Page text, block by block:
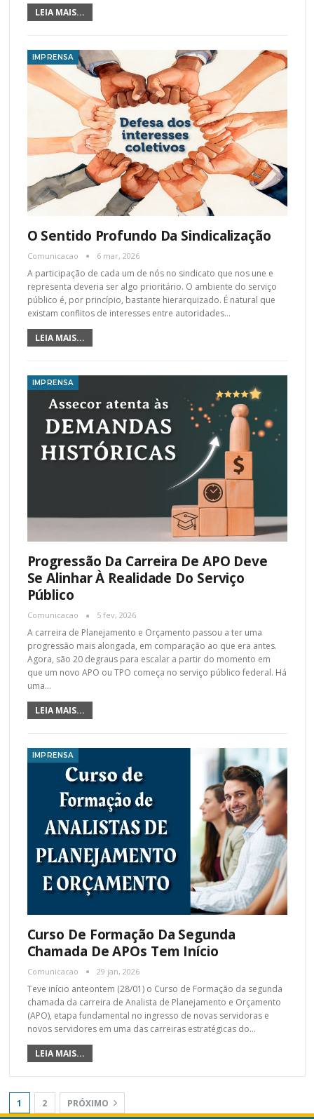
LEIA MAIS...
IMPRENSA
O Sentido Profundo Da Sindicalização
Comunicacao 6 mar, 2026
A participação de cada um de nós no sindicato que nos une e
representa deveria ser algo prioritário. O ambiente do serviço
público é, por princípio, bastante hierarquizado. É natural que
existam conflitos de interesses entre autoridades…
LEIA MAIS...
IMPRENSA
Progressão Da Carreira De APO Deve
Se Alinhar À Realidade Do Serviço
Público
Comunicacao 5 fev, 2026
A carreira de Planejamento e Orçamento passou a ter uma
progressão mais alongada, em comparação ao que era antes.
Agora, são 20 degraus para escalar a partir do momento em
que um novo APO ou TPO começa no serviço público federal. Há
uma…
LEIA MAIS...
IMPRENSA
Curso De Formação Da Segunda
Chamada De APOs Tem Início
Comunicacao 29 jan, 2026
Teve início anteontem (28/01) o Curso de Formação da segunda
chamada da carreira de Analista de Planejamento e Orçamento
(APO), etapa fundamental no ingresso de novas servidoras e
novos servidores em uma das carreiras estratégicas do…
LEIA MAIS...
1 2 PRÓXIMO